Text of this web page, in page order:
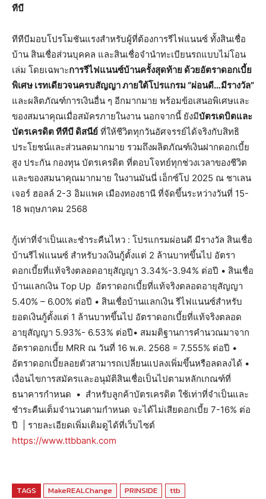
ทีบี
ทีทีบีมอบโปรโมชันแรงสำหรับผู้ที่ต้องการรีไฟแนนซ์ ทั้งสินเชื่อ
บ้าน สินเชื่อส่วนบุคคล และสินเชื่อจำนำทะเบียนรถแบบไม่โอน
เล่ม โดยเฉพาะการรีไฟแนนซ์บ้านครั้งสุดท้าย ด้วยอัตราดอกเบี้ย
พิเศษ เรทเดียวจนครบสัญญา ภายใต้โปรแกรม “ผ่อนดี…มีรางวัล”
และผลิตภัณฑ์การเงินอื่น ๆ อีกมากมาย พร้อมข้อเสนอพิเศษและ
ของสมนาคุณเมื่อสมัครภายในงาน นอกจากนี้ ยังมีบัตรเดบิตและ
บัตรเครดิต ทีทีบี ดิสนีย์ ที่ให้ชีวิตทุกวันอัศจรรย์ได้จริงกับสิทธิ
ประโยชน์และส่วนลดมากมาย รวมถึงผลิตภัณฑ์เงินฝากดอกเบี้ย
สูง ประกัน กองทุน บัตรเครดิต ที่ตอบโจทย์ทุกช่วงเวลาของชีวิต
และของสมนาคุณมากมาย ในงานมันนี่ เอ็กซ์โป 2025 ณ ชาเลน
เจอร์ ฮอลล์ 2-3 อิมแพค เมืองทองธานี ที่จัดขึ้นระหว่างวันที่ 15-
18 พฤษภาคม 2568
กู้เท่าที่จําเป็นและชําระคืนไหว : โปรแกรมผ่อนดี มีรางวัล สินเชื่อ
บ้านรีไฟแนนซ์ สำหรับวงเงินกู้ตั้งแต่ 2 ล้านบาทขึ้นไป อัตรา
ดอกเบี้ยที่แท้จริงตลอดอายุสัญญา 3.34%-3.94% ต่อปี • สินเชื่อ
บ้านแลกเงิน Top Up อัตราดอกเบี้ยที่แท้จริงตลอดอายุสัญญา
5.40% – 6.00% ต่อปี • สินเชื่อบ้านแลกเงิน รีไฟแนนซ์สำหรับ
ยอดเงินกู้ตั้งแต่ 1 ล้านบาทขึ้นไป อัตราดอกเบี้ยที่แท้จริงตลอด
อายุสัญญา 5.93%- 6.53% ต่อปี• สมมติฐานการคํานวณมาจาก
อัตราดอกเบี้ย MRR ณ วันที่ 16 พ.ค. 2568 = 7.555% ต่อปี •
อัตราดอกเบี้ยลอยตัวสามารถเปลี่ยนแปลงเพิ่มขึ้นหรือลดลงได้ •
เงื่อนไขการสมัครและอนุมัติสินเชื่อเป็นไปตามหลักเกณฑ์ที่
ธนาคารกําหนด • สำหรับลูกค้าบัตรเครดิต ใช้เท่าที่จำเป็นและ
ชำระคืนเต็มจำนวนตามกำหนด จะได้ไม่เสียดอกเบี้ย 7-16% ต่อ
ปี | รายละเอียดเพิ่มเติมดูได้ที่เว็บไซต์
https://www.ttbbank.com
TAGS MakeREALChange PRINSIDE ttb